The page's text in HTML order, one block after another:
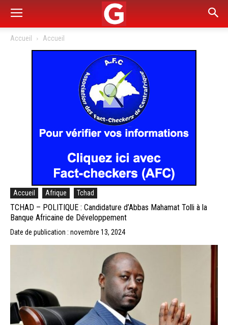
Accueil Accueil
Accueil Afrique Tchad
TCHAD – POLITIQUE : Candidature d’Abbas Mahamat Tolli à la
Banque Africaine de Développement
Date de publication : novembre 13, 2024